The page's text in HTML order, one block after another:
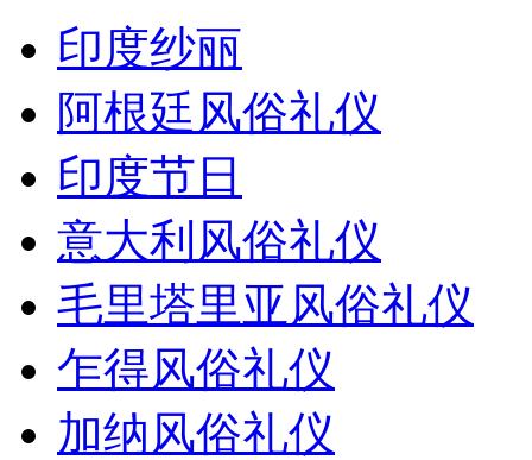
印度纱丽
阿根廷风俗礼仪
印度节日
意大利风俗礼仪
毛里塔里亚风俗礼仪
乍得风俗礼仪
加纳风俗礼仪